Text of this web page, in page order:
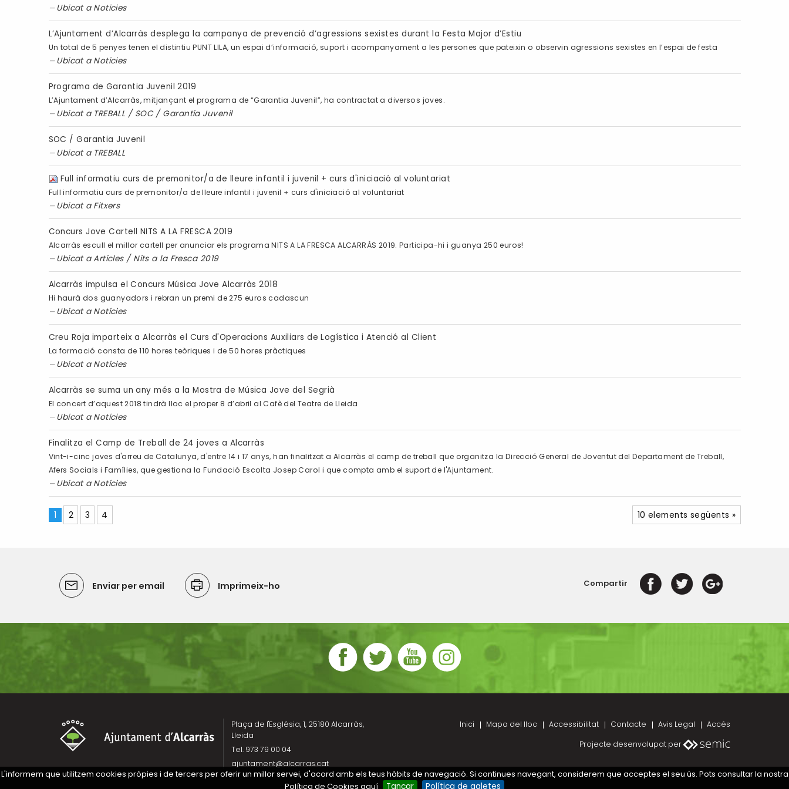
Ubicat a Noticies
L’Ajuntament d’Alcarràs desplega la campanya de prevenció d’agressions sexistes durant la Festa Major d’Estiu
Un total de 5 penyes tenen el distintiu PUNT LILA, un espai d’informació, suport i acompanyament a les persones que pateixin o observin agressions sexistes en l’espai de festa
Ubicat a Noticies
Programa de Garantia Juvenil 2019
L’Ajuntament d’Alcarràs, mitjançant el programa de “Garantia Juvenil”, ha contractat a diversos joves.
Ubicat a TREBALL / SOC / Garantia Juvenil
SOC / Garantia Juvenil
Ubicat a TREBALL
Full informatiu curs de premonitor/a de lleure infantil i juvenil + curs d'iniciació al voluntariat
Full informatiu curs de premonitor/a de lleure infantil i juvenil + curs d'iniciació al voluntariat
Ubicat a Fitxers
Concurs Jove Cartell NITS A LA FRESCA 2019
Alcarràs escull el millor cartell per anunciar els programa NITS A LA FRESCA ALCARRÀS 2019. Participa-hi i guanya 250 euros!
Ubicat aArticles / Nits a la Fresca 2019
Alcarràs impulsa el Concurs Música Jove Alcarràs 2018
Hi haurà dos guanyadors i rebran un premi de 275 euros cadascun
Ubicat a Noticies
Creu Roja imparteix a Alcarràs el Curs d'Operacions Auxiliars de Logística i Atenció al Client
La formació consta de 110 hores teòriques i de 50 hores pràctiques
Ubicat a Noticies
Alcarràs se suma un any més a la Mostra de Música Jove del Segrià
El concert d’aquest 2018 tindrà lloc el proper 8 d’abril al Cafè del Teatre de Lleida
Ubicat a Noticies
Finalitza el Camp de Treball de 24 joves a Alcarràs
Vint-i-cinc joves d'arreu de Catalunya, d'entre 14 i 17 anys, han finalitzat a Alcarràs el camp de treball que organitza la Direcció General de Joventut del Departament de Treball,
Afers Socials i Famílies, que gestiona la Fundació Escolta Josep Carol i que compta amb el suport de l'Ajuntament.
Ubicat a Noticies
10 elements següents »
1 2 3 4
Enviar per email Imprimeix-ho Compartir
Plaça de l'Església, 1, 25180 Alcarràs,
Lleida
Tel. 973 79 00 04
ajuntament@alcarras.cat
Inici Mapa del lloc Accessibilitat Contacte Avis Legal
Accés
Projecte desenvolupat per
L'informem que utilitzem cookies pròpies i de tercers per oferir un millor servei, d'acord amb els teus hàbits de navegació. Si continues navegant, considerem que acceptes el seu ús. Pots consultar la nostra
Política de Cookies aquí
Tancar Política de galetes